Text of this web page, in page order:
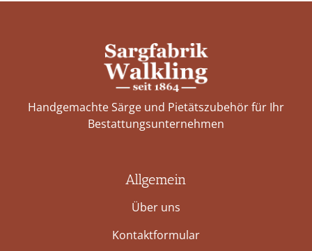
Handgemachte Särge und Pietätszubehör für Ihr
Bestattungs­unternehmen
Allgemein
Über uns
Kontaktformular